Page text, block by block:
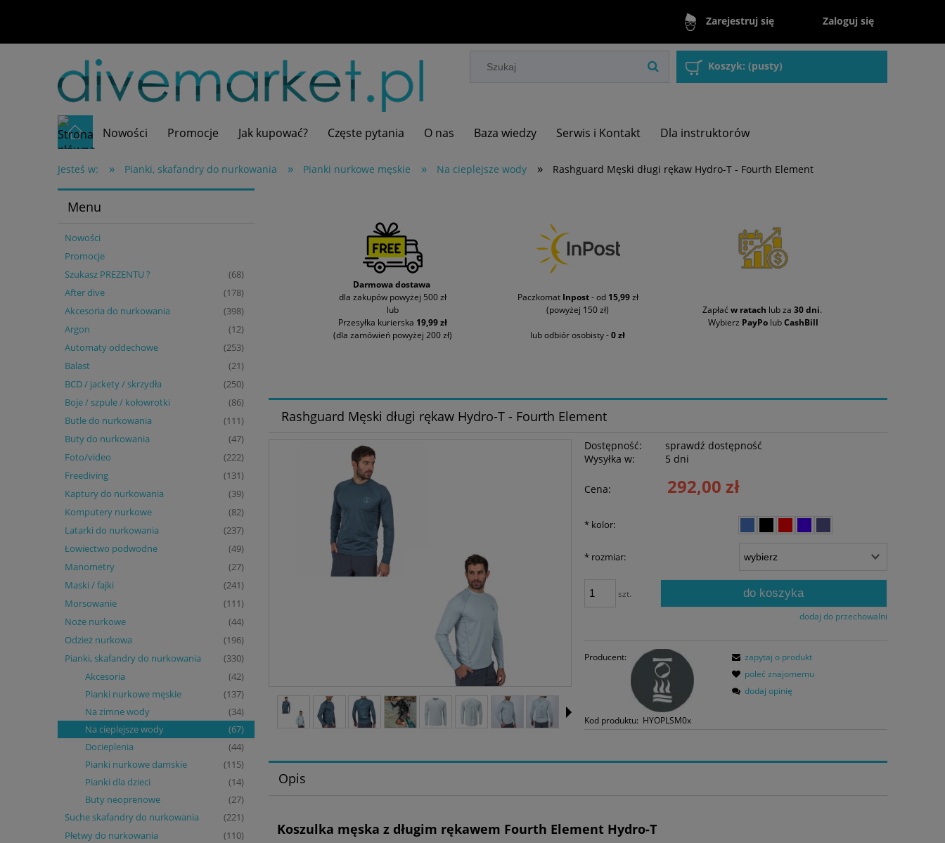
Zarejestruj się Zaloguj się
Koszyk: (pusty)
Nowości Promocje Jak kupować? Częste pytania O nas Baza wiedzy Serwis i Kontakt Dla instruktorów
Jesteś w: » Pianki, skafandry do nurkowania » Pianki nurkowe męskie » Na cieplejsze wody » Rashguard Męski długi rękaw Hydro-T - Fourth Element
Menu
Nowości
Promocje
Szukasz PREZENTU ?
(68)
After dive (178)
Akcesoria do nurkowania (398)
Argon (12)
Automaty oddechowe (253)
Balast (21)
BCD / jackety / skrzydła (250)
Boje / szpule / kołowrotki (86)
Butle do nurkowania (111)
Buty do nurkowania (47)
Foto/video (222)
Freediving (131)
Kaptury do nurkowania (39)
Komputery nurkowe (82)
Latarki do nurkowania (237)
Łowiectwo podwodne (49)
Manometry (27)
Maski / fajki (241)
Morsowanie (111)
Noże nurkowe (44)
Odzież nurkowa (196)
Pianki, skafandry do nurkowania (330)
Akcesoria (42)
Pianki nurkowe męskie (137)
Na zimne wody (34)
Na cieplejsze wody (67)
Docieplenia (44)
Pianki nurkowe damskie (115)
Pianki dla dzieci (14)
Buty neoprenowe (27)
Suche skafandry do nurkowania (221)
Płetwy do nurkowania (110)
Darmowa dostawa
dla zakupów powyżej 500 zł
lub
Przesyłka kurierska 19,99 zł
(dla zamówień powyżej 200 zł)
PaczkomatInpost- od 15,99zł
(powyżej 150 zł)
lub odbiór osobisty -0 zł
Zapłać w ratach lub za 30 dni.
Wybierz PayPo lubCashBill
Rashguard Męski długi rękaw Hydro-T - Fourth Element
Dostępność:
sprawdź dostępność
Wysyłka w:
5 dni
Cena: 292,00 zł
* kolor:
* rozmiar:
szt. do koszyka
dodaj do przechowalni
Producent:
Kod produktu: HYOPLSM0x
zapytaj o produkt
poleć znajomemu
dodaj opinię
Opis
Koszulka męska z długim rękawem Fourth Element Hydro-T